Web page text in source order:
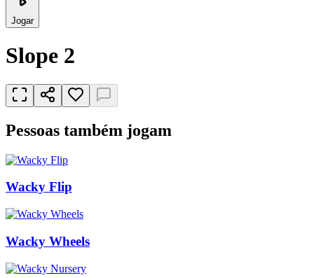
Jogar
Slope 2
Pessoas também jogam
Wacky Flip
Wacky Wheels